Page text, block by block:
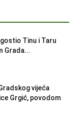
Tinu i Taru
Grada...
vijeća
Grgić, povodom